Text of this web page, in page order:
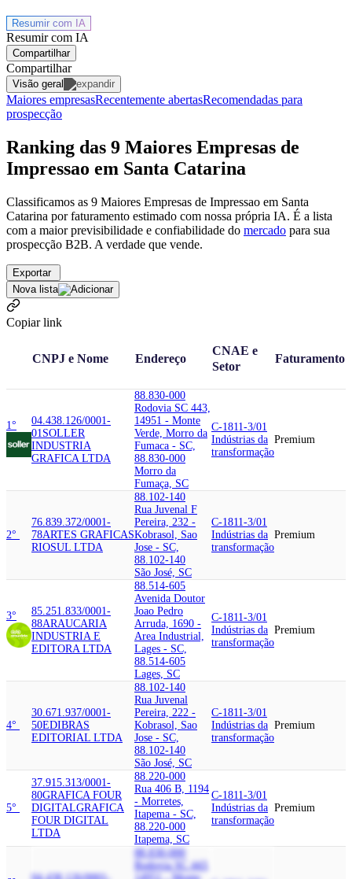
Resumir com IA
Resumir com IA
Compartilhar
Compartilhar
Visão geral
Maiores empresasRecentemente abertasRecomendadas para
prospecção
Ranking das 9 Maiores Empresas de
Impressao em Santa Catarina
Classificamos as 9 Maiores Empresas de Impressao em Santa
Catarina por faturamento estimado com nossa própria IA. É a lista
com a maior previsibilidade e confiabilidade do mercado para sua
prospecção B2B. A verdade que vende.
Exportar
Nova lista
Copiar link
CNPJ e Nome Endereço
CNAE e
Setor
Faturamento
1°
04.438.126/0001-
01 SOLLER
INDUSTRIA
GRAFICA LTDA
88.830-000
Rodovia SC 443,
14951 - Monte
Verde, Morro da
Fumaca - SC,
88.830-000
Morro da
Fumaça, SC
C-1811-3/01
Indústrias da
transformação
Premium
2°
76.839.372/0001-
78ARTES GRAFICAS
RIOSUL LTDA
88.102-140
Rua Juvenal F
Pereira, 232 -
Kobrasol, Sao
Jose - SC,
88.102-140
São José, SC
C-1811-3/01
Indústrias da
transformação
Premium
3°
85.251.833/0001-
88ARAUCARIA
INDUSTRIA E
EDITORA LTDA
88.514-605
Avenida Doutor
Joao Pedro
Arruda, 1690 -
Area Industrial,
Lages - SC,
88.514-605
Lages, SC
C-1811-3/01
Indústrias da
transformação
Premium
4°
30.671.937/0001-
50EDIBRAS
EDITORIAL LTDA
88.102-140
Rua Juvenal
Pereira, 222 -
Kobrasol, Sao
Jose - SC,
88.102-140
São José, SC
C-1811-3/01
Indústrias da
transformação
Premium
5°
37.915.313/0001-
80GRAFICA FOUR
DIGITALGRAFICA
FOUR DIGITAL
LTDA
88.220-000
Rua 406 B, 1194
- Morretes,
Itapema - SC,
88.220-000
Itapema, SC
C-1811-3/01
Indústrias da
transformação
Premium
88.830-000
Rodovia SC 443,